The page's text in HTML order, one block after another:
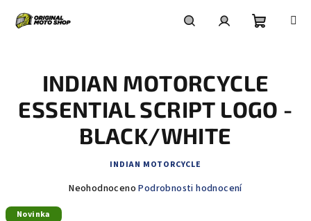
košík
INDIAN MOTORCYCLE
ESSENTIAL SCRIPT LOGO -
BLACK/WHITE
INDIAN MOTORCYCLE
Průměrné
Neohodnoceno Podrobnosti hodnocení
Novinka